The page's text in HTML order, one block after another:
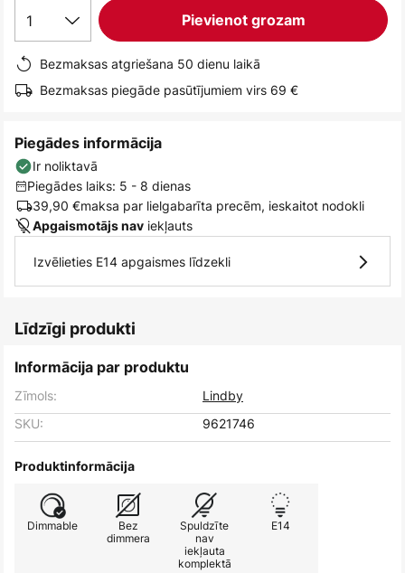
1 Pievienot grozam
Bezmaksas atgriešana 50 dienu laikā
Bezmaksas piegāde pasūtījumiem virs 69 €
Piegādes informācija
Ir noliktavā
Piegādes laiks: 5 - 8 dienas
39,90 €maksa par lielgabarīta precēm, ieskaitot nodokli
Apgaismotājs nav iekļauts
Izvēlieties E14 apgaismes līdzekli
Līdzīgi produkti
Informācija par produktu
Zīmols:
Lindby
SKU:
9621746
Produktinformācija
Dimmable
Bez
dimmera
Spuldzīte
nav
iekļauta
komplektā
E14